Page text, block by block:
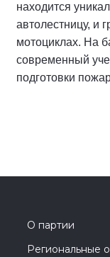
находится
автолестницу, и
мотоциклах. На
современный
подготовки
О партии
Региональные